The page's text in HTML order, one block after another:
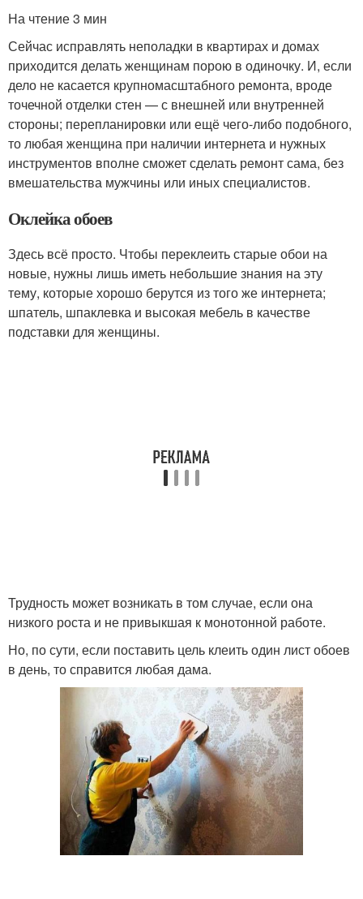
На чтение 3 мин
Сейчас исправлять неполадки в квартирах и домах
приходится делать женщинам порою в одиночку. И, если
дело не касается крупномасштабного ремонта, вроде
точечной отделки стен — с внешней или внутренней
стороны; перепланировки или ещё чего-либо подобного,
то любая женщина при наличии интернета и нужных
инструментов вполне сможет сделать ремонт сама, без
вмешательства мужчины или иных специалистов.
Оклейка обоев
Здесь всё просто. Чтобы переклеить старые обои на
новые, нужны лишь иметь небольшие знания на эту
тему, которые хорошо берутся из того же интернета;
шпатель, шпаклевка и высокая мебель в качестве
подставки для женщины.
Трудность может возникать в том случае, если она
низкого роста и не привыкшая к монотонной работе.
Но, по сути, если поставить цель клеить один лист обоев
в день, то справится любая дама.